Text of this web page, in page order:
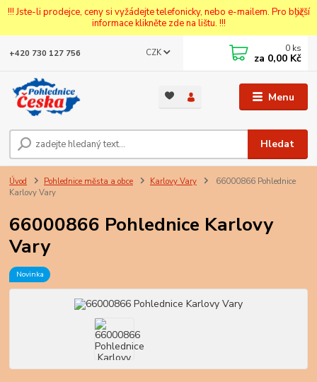
!!! Jste-li prodejce, ceny si vyžádejte telefonicky, nebo e-mailem. Pro bližší
informace klikněte zde na lištu. !!!
Menu
CZK
Hledat
+420 730 127 756 0 ks
za 0,00 Kč
Úvod Pohlednice města a obce Karlovy Vary
66000866 Pohlednice
Karlovy Vary
66000866 Pohlednice Karlovy
Vary
Novinka